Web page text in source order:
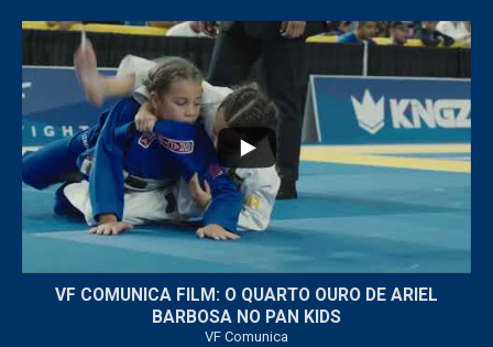
...
VF COMUNICA FILM: O QUARTO OURO DE ARIEL
BARBOSA NO PAN KIDS
VF Comunica